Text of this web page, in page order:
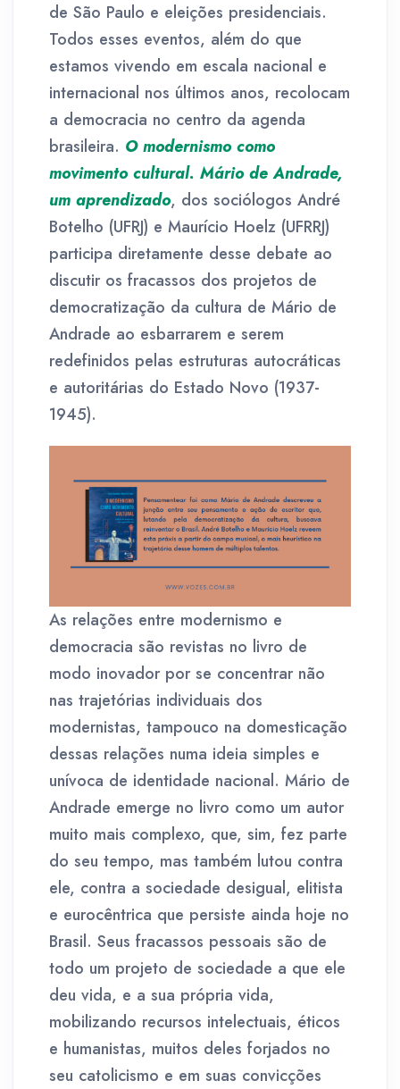
de São Paulo e eleições presidenciais.
Todos esses eventos, além do que
estamos vivendo em escala nacional e
internacional nos últimos anos, recolocam
a democracia no centro da agenda
brasileira. O modernismo como
movimento cultural. Mário de Andrade,
um aprendizado, dos sociólogos André
Botelho (UFRJ) e Maurício Hoelz (UFRRJ)
participa diretamente desse debate ao
discutir os fracassos dos projetos de
democratização da cultura de Mário de
Andrade ao esbarrarem e serem
redefinidos pelas estruturas autocráticas
e autoritárias do Estado Novo (1937-
1945).
As relações entre modernismo e
democracia são revistas no livro de
modo inovador por se concentrar não
nas trajetórias individuais dos
modernistas, tampouco na domesticação
dessas relações numa ideia simples e
unívoca de identidade nacional. Mário de
Andrade emerge no livro como um autor
muito mais complexo, que, sim, fez parte
do seu tempo, mas também lutou contra
ele, contra a sociedade desigual, elitista
e eurocêntrica que persiste ainda hoje no
Brasil. Seus fracassos pessoais são de
todo um projeto de sociedade a que ele
deu vida, e a sua própria vida,
mobilizando recursos intelectuais, éticos
e humanistas, muitos deles forjados no
seu catolicismo e em suas convicções